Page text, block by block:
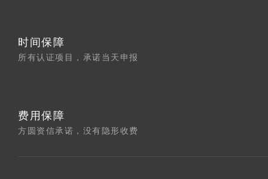
时间保障
所有认证项目，承诺当天申报
费用保障
方圆资信承诺，没有隐形收费